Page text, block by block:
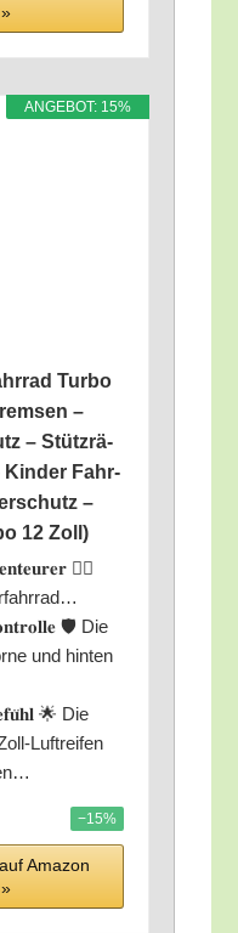
ANGE­BOT: 15%
Tur­bo
–
– Stütz­rä­
Kin­der Fahr­
–
12 Zoll)
🚴‍♂️
🛡️ Die
und hin­ten
🌟 Die
Luft­rei­fen
−15%
Ama­zon